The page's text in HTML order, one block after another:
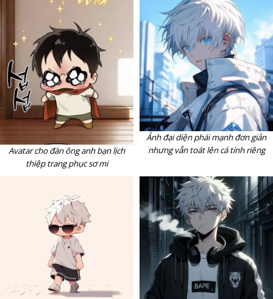
Avatar cho đàn ông anh bạn lịch
thiệp trang phục sơ mi
Ảnh đại diện phái mạnh đơn giản
nhưng vẫn toát lên cá tính riêng